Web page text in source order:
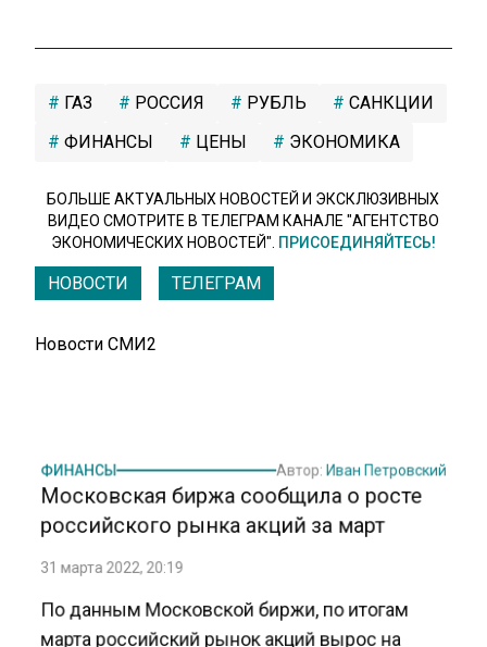
ГАЗ РОССИЯ РУБЛЬ
САНКЦИИ
ФИНАНСЫ
ЦЕНЫ ЭКОНОМИКА
БОЛЬШЕ АКТУАЛЬНЫХ НОВОСТЕЙ И ЭКСКЛЮЗИВНЫХ
ВИДЕО СМОТРИТЕ В ТЕЛЕГРАМ КАНАЛЕ "АГЕНТСТВО
ЭКОНОМИЧЕСКИХ НОВОСТЕЙ". ПРИСОЕДИНЯЙТЕСЬ!
НОВОСТИ ТЕЛЕГРАМ
Новости СМИ2
Московская биржа сообщила о росте
российского рынка акций за март
По данным Московской биржи, по итогам
марта российский рынок акций вырос на